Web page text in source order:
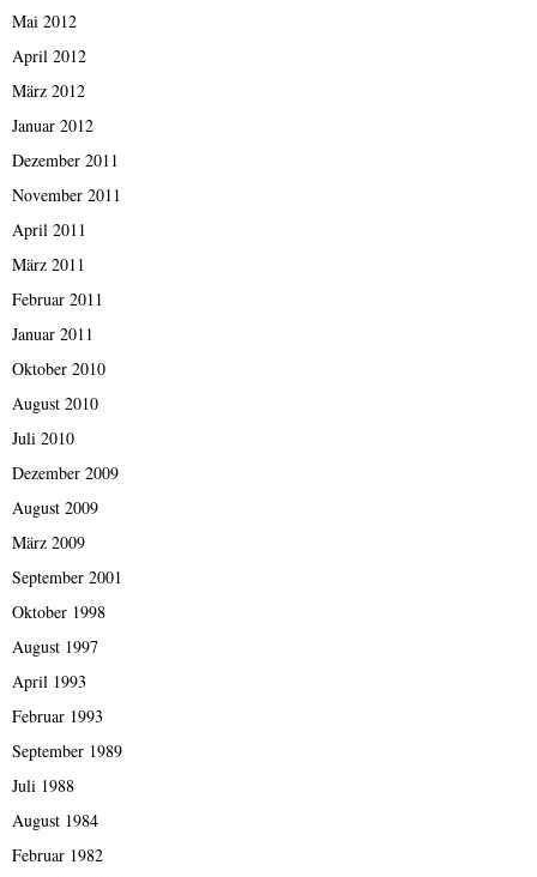
Mai 2012
April 2012
März 2012
Januar 2012
Dezember 2011
November 2011
April 2011
März 2011
Februar 2011
Januar 2011
Oktober 2010
August 2010
Juli 2010
Dezember 2009
August 2009
März 2009
September 2001
Oktober 1998
August 1997
April 1993
Februar 1993
September 1989
Juli 1988
August 1984
Februar 1982